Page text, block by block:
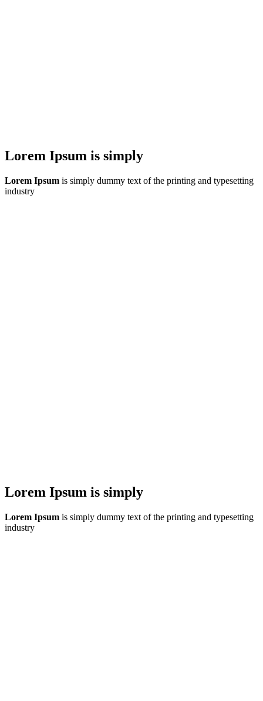
Lorem Ipsum is simply
Lorem Ipsum is simply dummy text of the printing and typesetting
industry
Lorem Ipsum is simply
Lorem Ipsum is simply dummy text of the printing and typesetting
industry